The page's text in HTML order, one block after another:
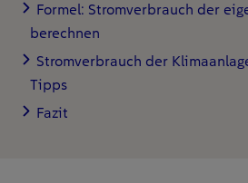
Formel: Stromverbrauch der
berechnen
Stromverbrauch der
Tipps
Fazit